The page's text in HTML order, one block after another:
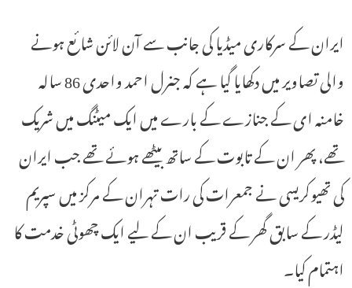
ایران کے سرکاری میڈیا کی جانب سے آن لائن شائع ہونے
والی تصاویر میں دکھایا گیا ہے کہ جنرل احمد واحدی 86 سالہ
خامنہ ای کے جنازے کے بارے میں ایک میٹنگ میں شریک
تھے، پھر ان کے تابوت کے ساتھ بیٹھے ہوئے تھے جب ایران
کی تھیوکریسی نے جمعرات کی رات تہران کے مرکز میں سپریم
لیڈر کے سابق گھر کے قریب ان کے لیے ایک چھوٹی خدمت کا
اہتمام کیا۔